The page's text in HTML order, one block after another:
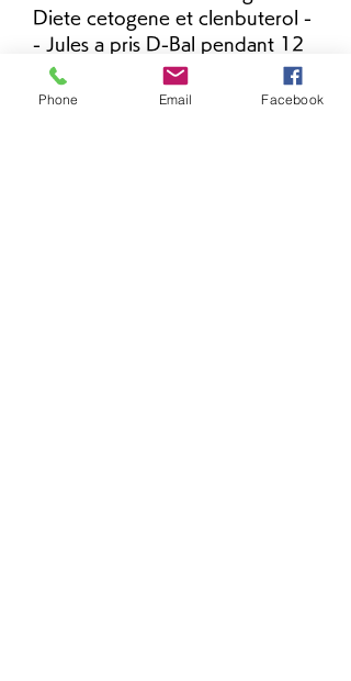
Diete cetogene et clenbuterol -
- Jules a pris D-Bal pendant 12
semaines, diete cetogene et
clenbuterol. Des régimes
Phone Email Facebook